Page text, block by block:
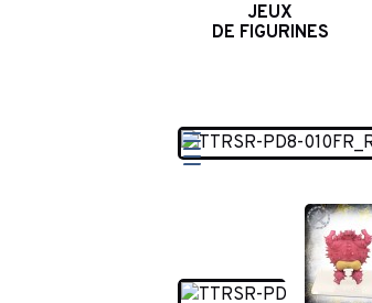
JEUX
DE FIGURINES